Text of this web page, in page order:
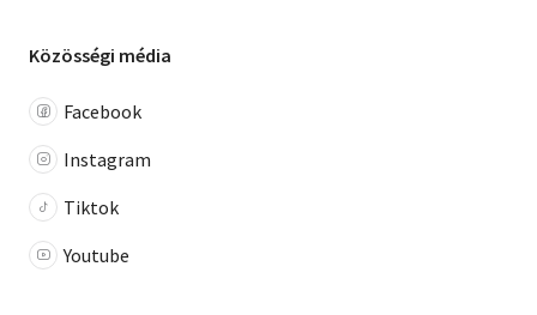
Közösségi média
Facebook
Instagram
Tiktok
Youtube